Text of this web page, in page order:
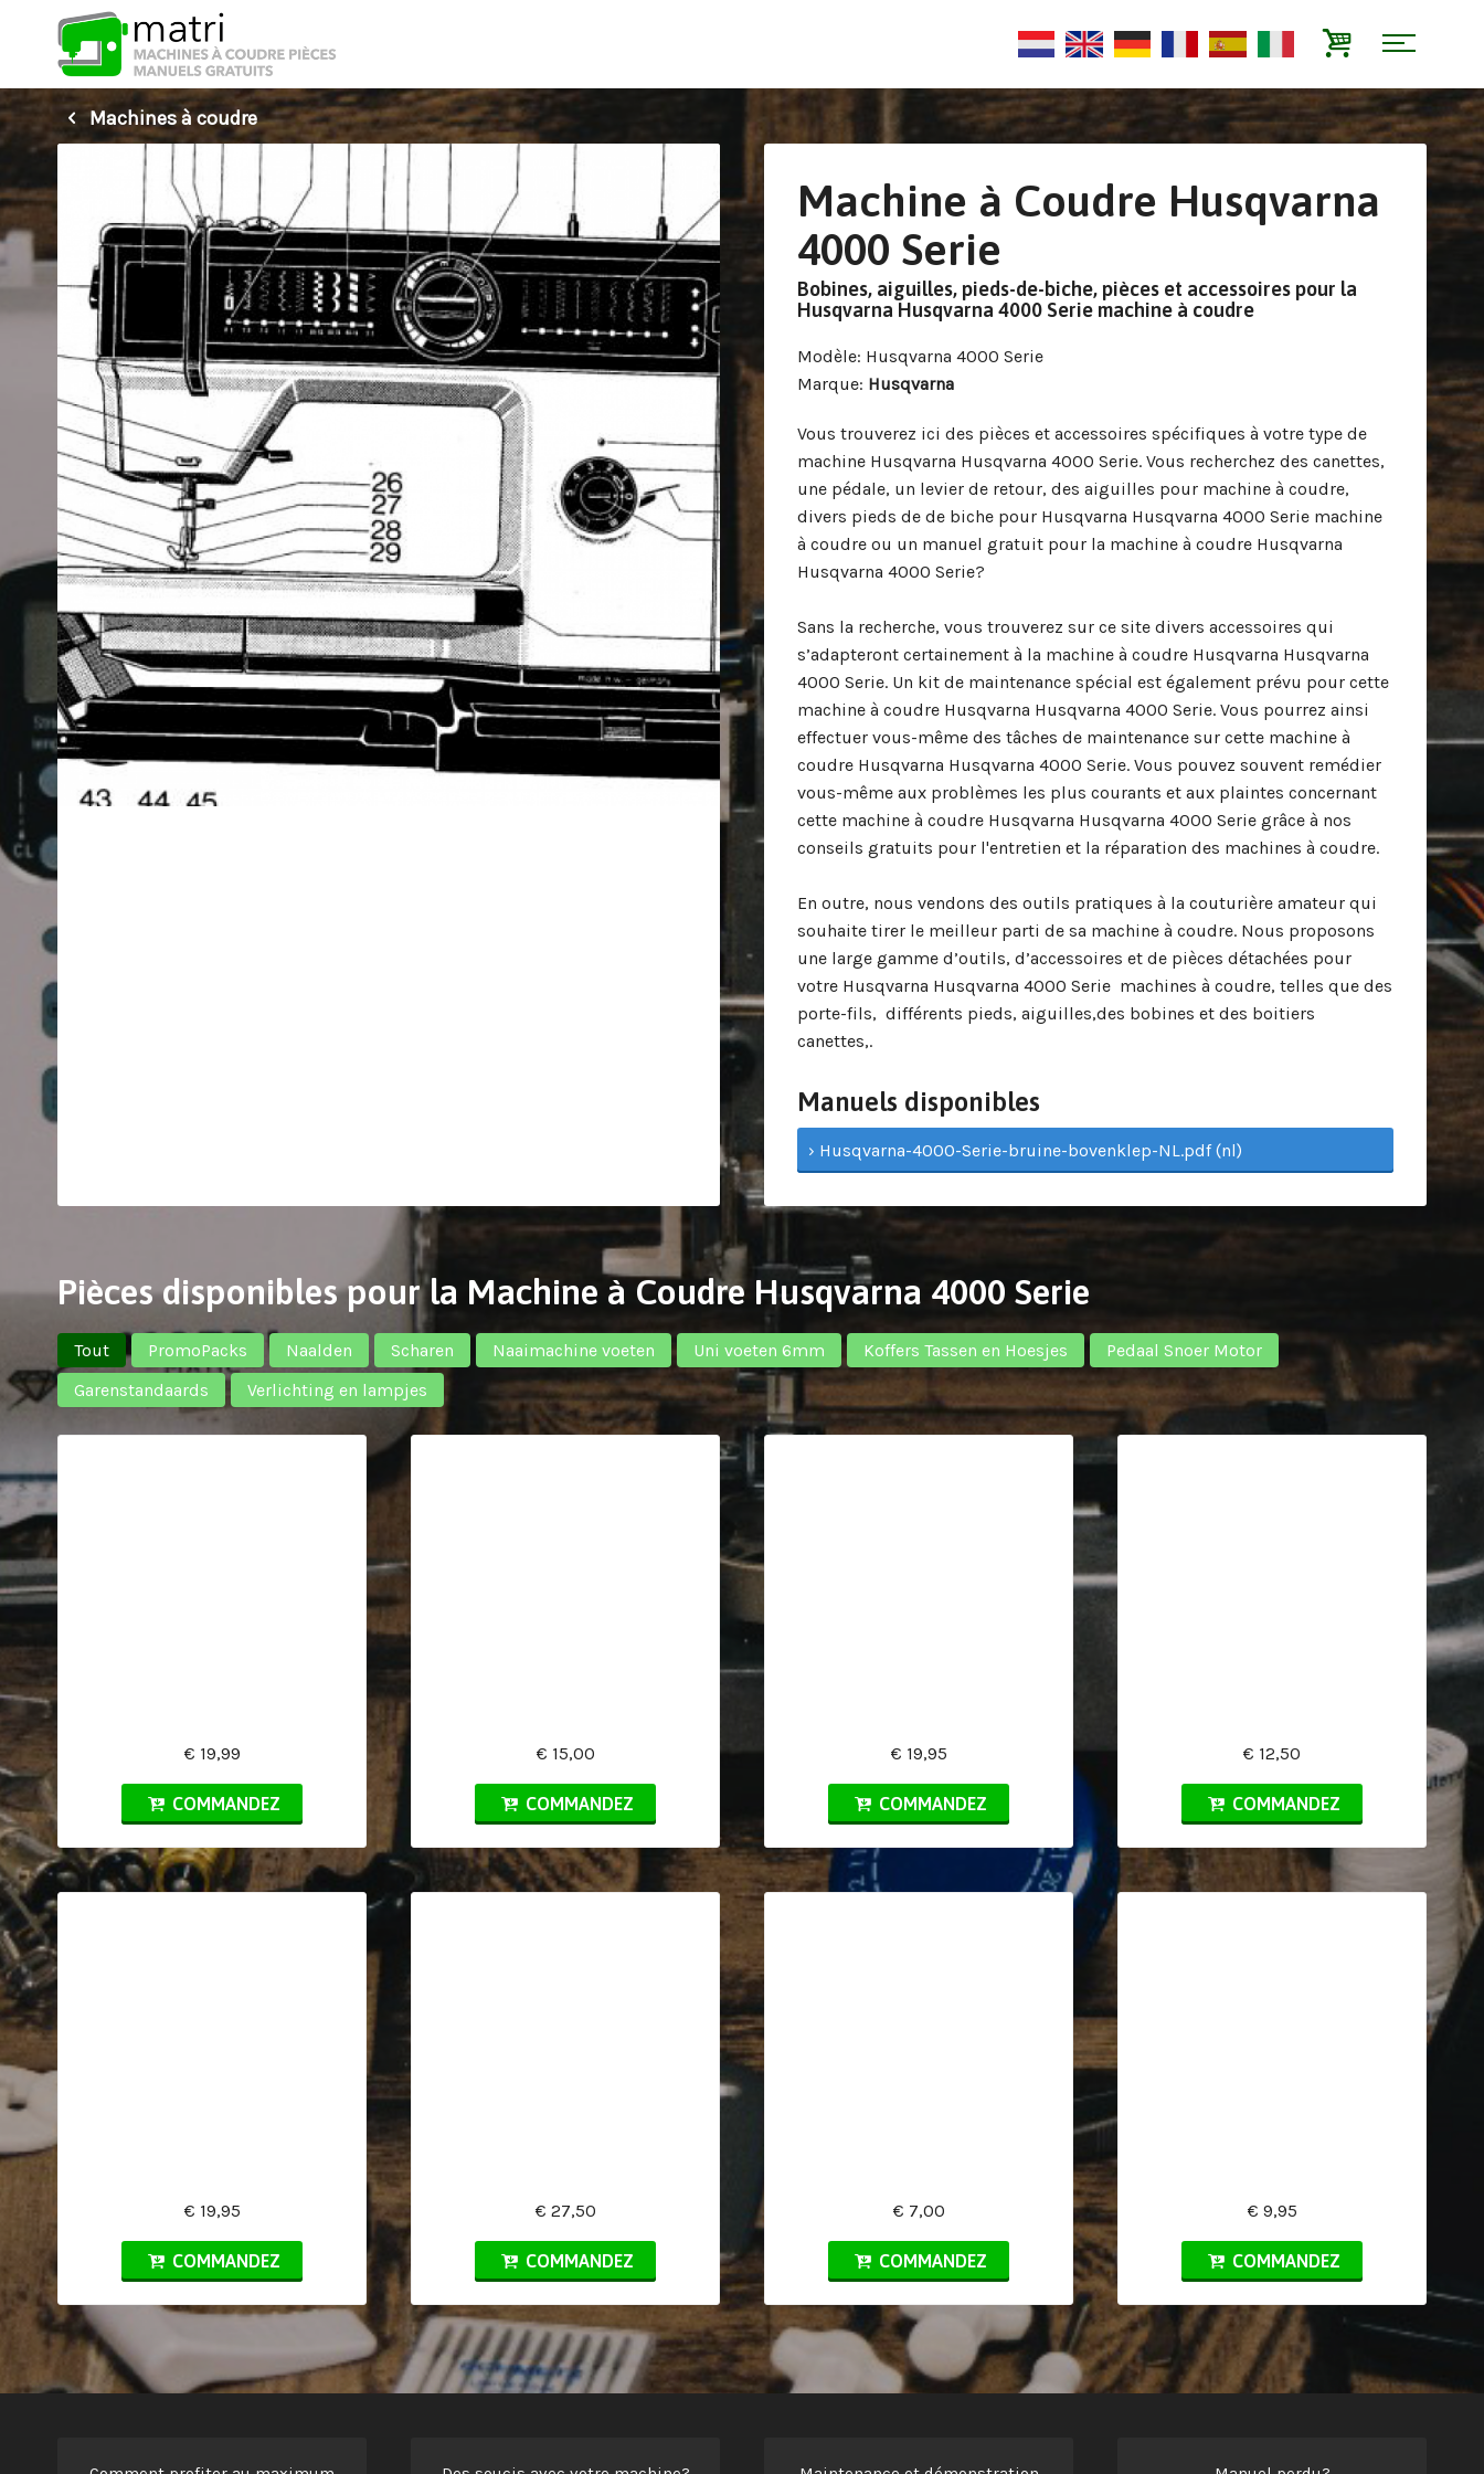
Machines à coudre
Machine à Coudre Husqvarna
4000 Serie
Bobines, aiguilles, pieds-de-biche, pièces et accessoires pour la
Husqvarna Husqvarna 4000 Serie machine à coudre
Modèle: Husqvarna 4000 Serie
Marque: Husqvarna
Vous trouverez ici des pièces et accessoires spécifiques à votre type de
machine Husqvarna Husqvarna 4000 Serie. Vous recherchez des canettes,
une pédale, un levier de retour, des aiguilles pour machine à coudre,
divers pieds de de biche pour Husqvarna Husqvarna 4000 Serie machine
à coudre ou un manuel gratuit pour la machine à coudre Husqvarna
Husqvarna 4000 Serie?
Sans la recherche, vous trouverez sur ce site divers accessoires qui
s’adapteront certainement à la machine à coudre Husqvarna Husqvarna
4000 Serie. Un kit de maintenance spécial est également prévu pour cette
machine à coudre Husqvarna Husqvarna 4000 Serie. Vous pourrez ainsi
effectuer vous-même des tâches de maintenance sur cette machine à
coudre Husqvarna Husqvarna 4000 Serie. Vous pouvez souvent remédier
vous-même aux problèmes les plus courants et aux plaintes concernant
cette machine à coudre Husqvarna Husqvarna 4000 Serie grâce à nos
conseils gratuits pour l'entretien et la réparation des machines à coudre.
En outre, nous vendons des outils pratiques à la couturière amateur qui
souhaite tirer le meilleur parti de sa machine à coudre. Nous proposons
une large gamme d’outils, d’accessoires et de pièces détachées pour
votre Husqvarna Husqvarna 4000 Serie machines à coudre, telles que des
porte-fils, différents pieds, aiguilles,des bobines et des boitiers
canettes,.
Manuels disponibles
› Husqvarna-4000-Serie-bruine-bovenklep-NL.pdf (nl)
Pièces disponibles pour la Machine à Coudre Husqvarna 4000 Serie
Tout PromoPacks Naalden Scharen Naaimachine voeten Uni voeten 6mm Koffers Tassen en Hoesjes
Pedaal Snoer Motor
Garenstandaards
Verlichting en lampjes
€ 19,99
COMMANDEZ
€ 15,00
COMMANDEZ
€ 19,95
COMMANDEZ
€ 12,50
COMMANDEZ
€ 19,95
COMMANDEZ
€ 27,50
COMMANDEZ
€ 7,00
COMMANDEZ
€ 9,95
COMMANDEZ